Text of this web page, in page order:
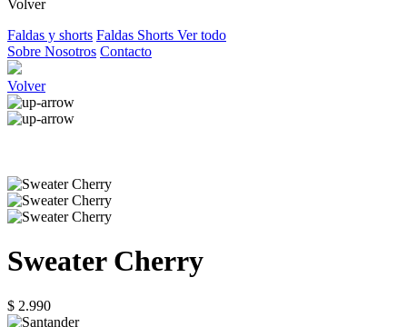
Volver
Faldas y shorts Faldas Shorts Ver todo
Sobre Nosotros Contacto
Volver
Sweater Cherry
$ 2.990